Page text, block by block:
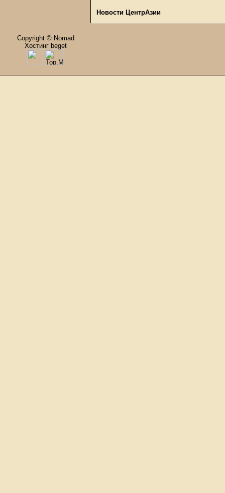
Новости ЦентрАзии
Copyright © Nomad
Хостинг beget